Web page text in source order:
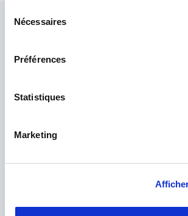
Nécessaires
Préférences
Statistiques
Marketing
Chiedi ai nostri esperti
Il nostro team di esperti è qui per